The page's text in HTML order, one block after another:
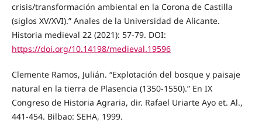
crisis/transformación ambiental en la Corona de Castilla
(siglos XV/XVI).” Anales de la Universidad de Alicante.
Historia medieval 22 (2021): 57-79. DOI:
https://doi.org/10.14198/medieval.19596
Clemente Ramos, Julián. “Explotación del bosque y paisaje
natural en la tierra de Plasencia (1350-1550).” En IX
Congreso de Historia Agraria, dir. Rafael Uriarte Ayo et. Al.,
441-454. Bilbao: SEHA, 1999.